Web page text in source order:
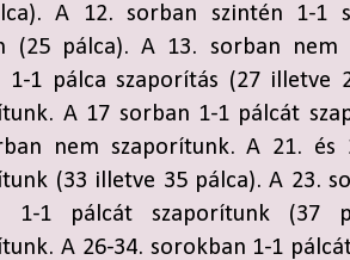
A 12. sorban szintén 1-1
(25 pálca). A 13. sorban
1-1 pálca szaporítás (27 illetve
A 17 sorban 1-1 pálcát
nem szaporítunk. A 21.
(33 illetve 35 pálca). A 23.
1-1 pálcát szaporítunk (37
A 26-34. sorokban 1-1